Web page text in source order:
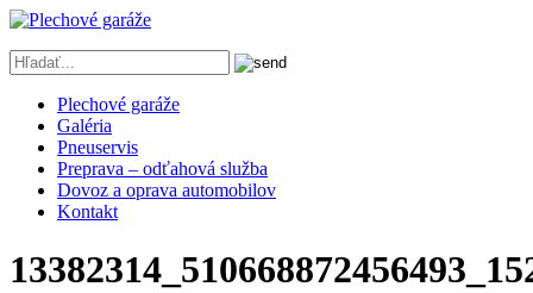
Plechové garáže
Galéria
Pneuservis
Preprava – odťahová služba
Dovoz a oprava automobilov
Kontakt